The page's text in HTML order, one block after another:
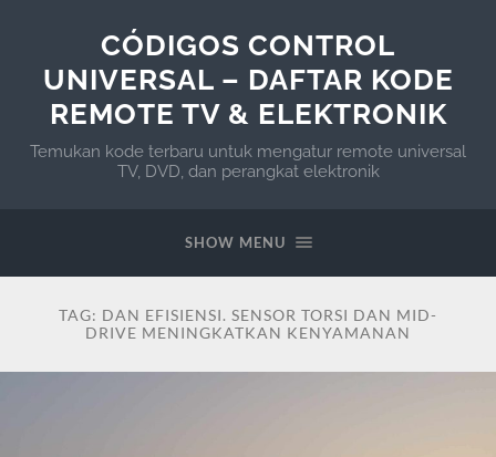
CÓDIGOS CONTROL
UNIVERSAL – DAFTAR KODE
REMOTE TV & ELEKTRONIK
Temukan kode terbaru untuk mengatur remote universal
TV, DVD, dan perangkat elektronik
SHOW MENU
TAG: DAN EFISIENSI. SENSOR TORSI DAN MID-
DRIVE MENINGKATKAN KENYAMANAN